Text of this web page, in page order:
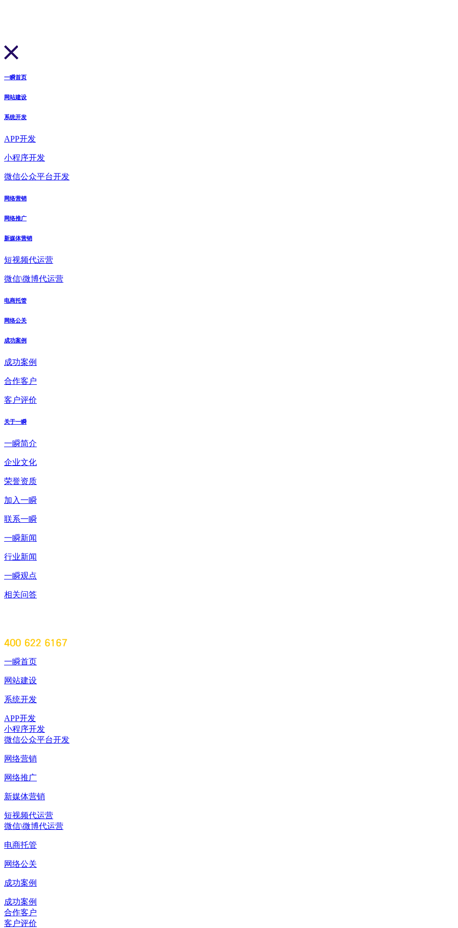
一瞬首页
网站建设
系统开发
APP开发
小程序开发
微信公众平台开发
网络营销
网络推广
新媒体营销
短视频代运营
微信\微博代运营
电商托管
网络公关
成功案例
成功案例
合作客户
客户评价
关于一瞬
一瞬简介
企业文化
荣誉资质
加入一瞬
联系一瞬
一瞬新闻
行业新闻
一瞬观点
相关问答
一瞬首页
网站建设
系统开发
APP开发
小程序开发
微信公众平台开发
网络营销
网络推广
新媒体营销
短视频代运营
微信\微博代运营
电商托管
网络公关
成功案例
成功案例
合作客户
客户评价